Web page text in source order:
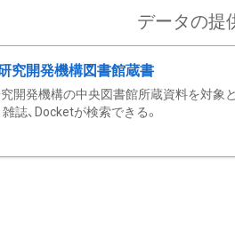
データの提
究開発機構図書館蔵書
開発機構の中央図書館所蔵資料を対象
雑誌、Docketが検索できる。